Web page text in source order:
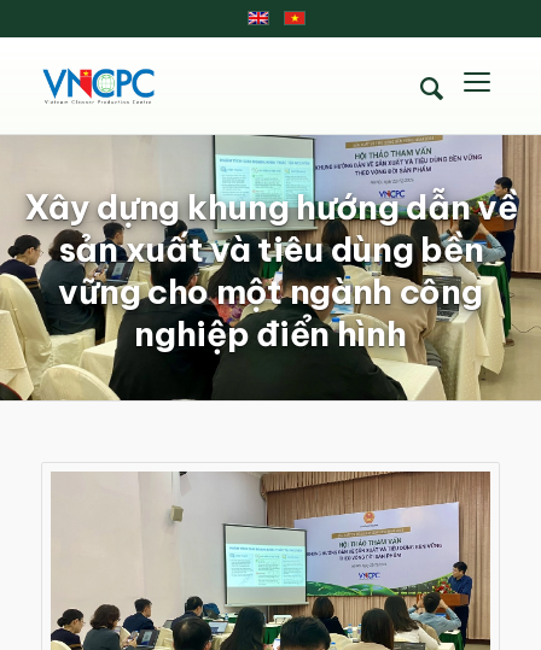
Xây dựng khung hướng dẫn về
sản xuất và tiêu dùng bền
vững cho một ngành công
nghiệp điển hình